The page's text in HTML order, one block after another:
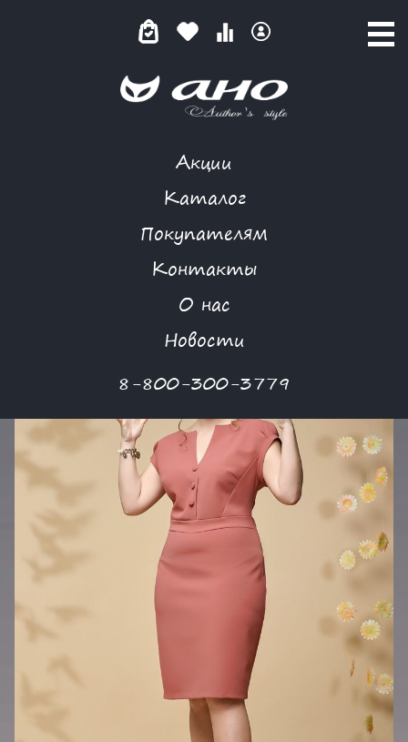
Акции
Каталог
Покупателям
Контакты
О нас
Новости
8-800-300-3779
БРУСНИЧНАЯ ПРОХЛАДА